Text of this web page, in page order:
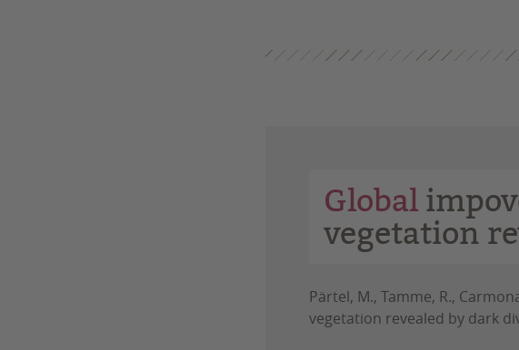
Global
vegetation
Pärtel, M., Tamme, R.,
vegetation revealed by dark